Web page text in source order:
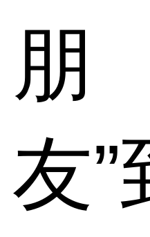
朋
友”